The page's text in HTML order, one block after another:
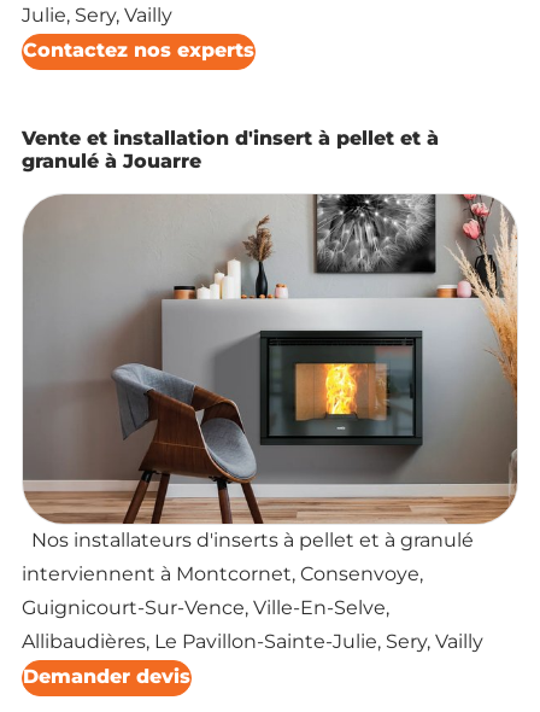
Julie, Sery, Vailly
Contactez nos experts
Vente et installation d'insert à pellet et à
granulé à Jouarre
Nos installateurs d'inserts à pellet et à granulé
interviennent à Montcornet, Consenvoye,
Guignicourt-Sur-Vence, Ville-En-Selve,
Allibaudières, Le Pavillon-Sainte-Julie, Sery, Vailly
Demander devis